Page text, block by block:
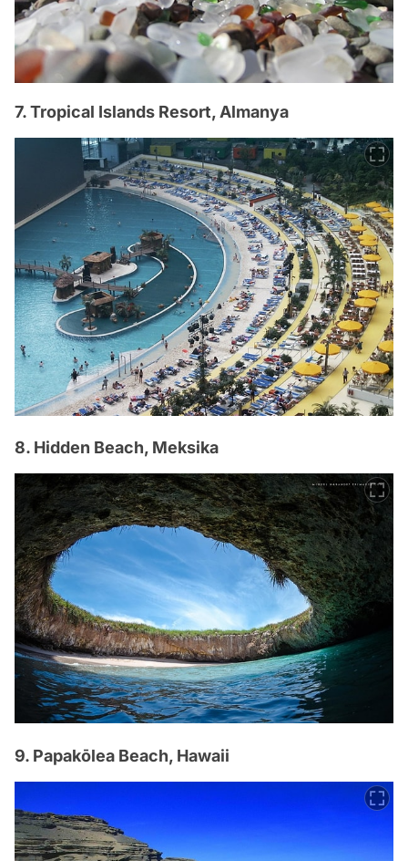
7. Tropical Islands Resort, Almanya
8. Hidden Beach, Meksika
9. Papakōlea Beach, Hawaii